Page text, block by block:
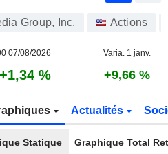
Group, Inc. Actions
07/08/2026 Varia. 1 janv.
+1,34 % +9,66 %
Actualités
Statique Graphique Total